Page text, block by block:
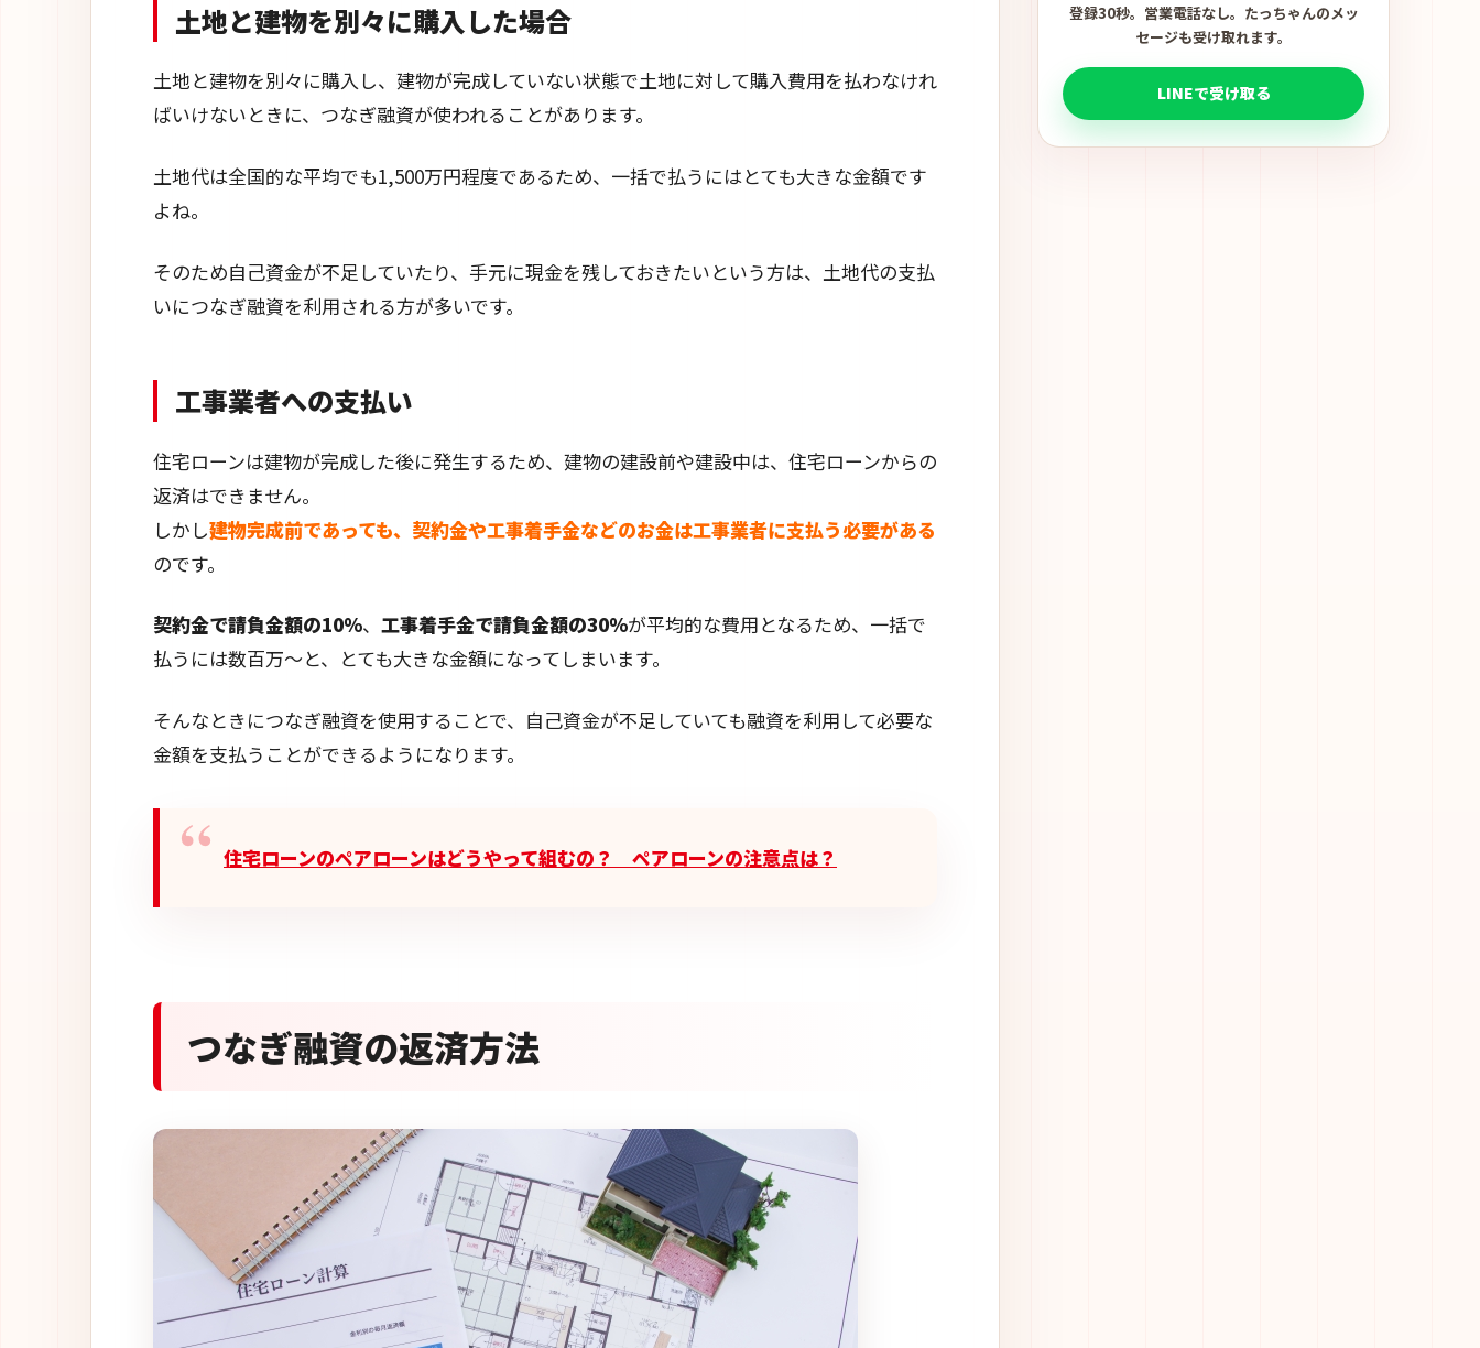
土地と建物を別々に購入した場合
土地と建物を別々に購入し、建物が完成していない状態で土地に対して購入費用を払わなけれ
ばいけないときに、つなぎ融資が使われることがあります。
土地代は全国的な平均でも1,500万円程度であるため、一括で払うにはとても大きな金額です
よね。
そのため自己資金が不足していたり、手元に現金を残しておきたいという方は、土地代の支払
いにつなぎ融資を利用される方が多いです。
工事業者への支払い
住宅ローンは建物が完成した後に発生するため、建物の建設前や建設中は、住宅ローンからの
返済はできません。
しかし建物完成前であっても、契約金や工事着手金などのお金は工事業者に支払う必要がある
のです。
契約金で請負金額の10％、 工事着手金で請負金額の30％が平均的な費用となるため、一括で
払うには数百万～と、とても大きな金額になってしまいます。
そんなときにつなぎ融資を使用することで、自己資金が不足していても融資を利用して必要な
金額を支払うことができるようになります。
住宅ローンのペアローンはどうやって組むの？ ペアローンの注意点は？
つなぎ融資の返済方法
登録30秒。営業電話なし。たっちゃんのメッ
セージも受け取れます。
LINEで受け取る